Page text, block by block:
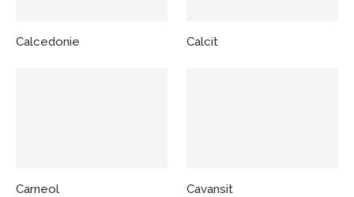
Calcedonie Calcit
Carneol Cavansit